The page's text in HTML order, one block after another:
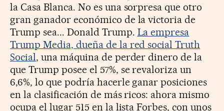
la Casa Blanca. No es una sorpresa que otro
gran ganador económico de la victoria de
Trump sea... Donald Trump. La empresa
Trump Media, dueña de la red social Truth
Social, una máquina de perder dinero de la
que Trump posee el 57%, se revaloriza un
6,6%, lo que podría hacerle ganar posiciones
en la clasificación de más ricos: ahora mismo
ocupa el lugar 515 en la lista Forbes, con unos